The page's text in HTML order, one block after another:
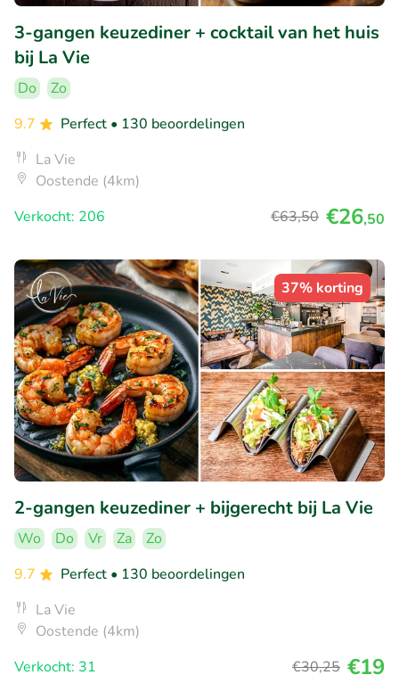
3-gangen keuzediner + cocktail van het huis
bij La Vie
Do
Zo
9.7
Perfect • 130 beoordelingen
La Vie
Oostende (4km)
Verkocht: 206
€63,50 €26,50
37% korting
2-gangen keuzediner + bijgerecht bij La Vie
Wo Do Vr Za
Zo
9.7
Perfect • 130 beoordelingen
La Vie
Oostende (4km)
Verkocht: 31
€30,25 €19